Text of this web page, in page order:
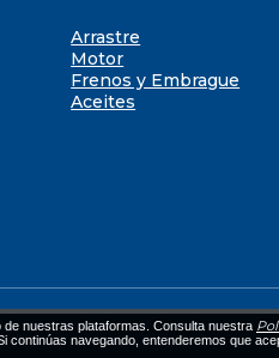
Arrastre
Motor
Frenos y Embrague
Aceites
nuestras plataformas. Consulta nuestra
continúas navegando, entenderemos que